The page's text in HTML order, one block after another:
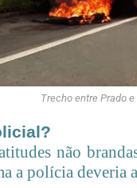
Trecho entre Prado
não
a polícia deveria